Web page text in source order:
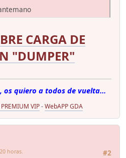
CARGA DE
"DUMPER"
os quiero a todos de vuelta...
VIP-WebAPP GDA
#2
horas.